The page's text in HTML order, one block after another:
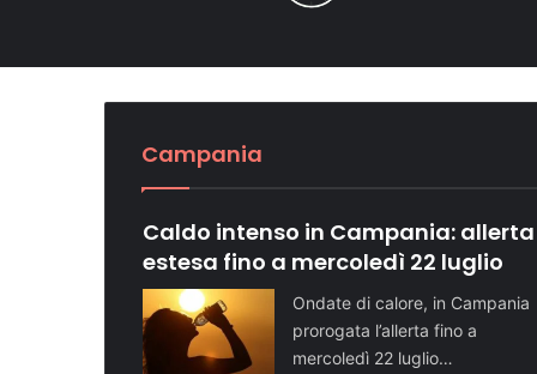
Domenica speciale
A Salerno torna anche per l’estate 2026 l’iniziativa
Caso di
Giovane voce
Airbnb e Polizia di
Campania
Caldo intenso in Campania: allerta
estesa fino a mercoledì 22 luglio
Ondate di calore, in Campania
prorogata l’allerta fino a
mercoledì 22 luglio…